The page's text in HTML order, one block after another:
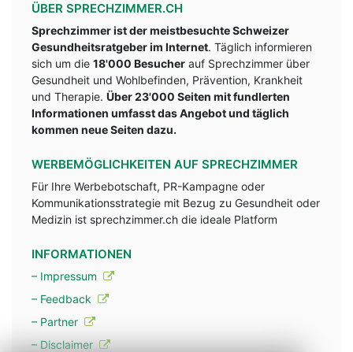
ÜBER SPRECHZIMMER.CH
Sprechzimmer ist der meistbesuchte Schweizer
Gesundheitsratgeber im Internet. Täglich informieren
sich um die 18'000 Besucher auf Sprechzimmer über
Gesundheit und Wohlbefinden, Prävention, Krankheit
und Therapie. Über 23'000 Seiten mit fundlerten
Informationen umfasst das Angebot und täglich
kommen neue Seiten dazu.
WERBEMÖGLICHKEITEN AUF SPRECHZIMMER
Für Ihre Werbebotschaft, PR-Kampagne oder
Kommunikationsstrategie mit Bezug zu Gesundheit oder
Medizin ist sprechzimmer.ch die ideale Platform
INFORMATIONEN
– Impressum
– Feedback
– Partner
– Disclaimer